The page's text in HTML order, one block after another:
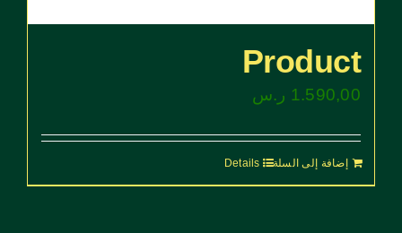
Product
1.590,00 ر.س
إضافة إلى السلة Details